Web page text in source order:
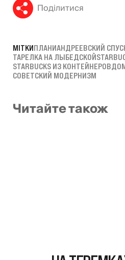
Поділитися
МІТКИПЛАНИАНДРЕЕВСКИЙ
ТАРЕЛКА НА ЛЫБЕДСКОЙ
STARBUCKS ИЗ КОНТЕЙНЕРОВ
СОВЕТСКИЙ МОДЕРНИЗМ
Читайте також